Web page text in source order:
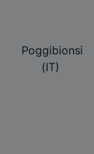
Poggibionsi
(IT)